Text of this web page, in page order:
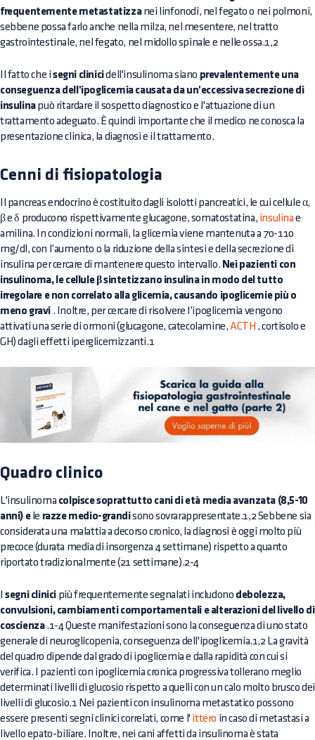
frequentemente metastatizzanei linfonodi, nel fegato o nei polmoni,
sebbene possa farlo anche nella milza, nel mesentere, nel tratto
gastrointestinale, nel fegato, nel midollo spinale e nelle ossa.1,2
Il fatto che i segni clinicidell'insulinoma siano prevalentemente una
conseguenza dell'ipoglicemia causata da un'eccessiva secrezione di
insulinapuò ritardare il sospetto diagnostico e l'attuazione di un
trattamento adeguato. È quindi importante che il medico ne conosca la
presentazione clinica, la diagnosi e il trattamento.
Cenni di fisiopatologia
Il pancreas endocrino è costituito dagli isolotti pancreatici, le cui cellule α,
β e δ producono rispettivamente glucagone, somatostatina, insulina e
amilina. In condizioni normali, la glicemia viene mantenuta a 70-110
mg/dl, con l’aumento o la riduzione della sintesi e della secrezione di
insulina per cercare di mantenere questo intervallo. Nei pazienti con
insulinoma, le cellule β sintetizzano insulina in modo del tutto
irregolare e non correlato alla glicemia, causando ipoglicemie più o
meno gravi . Inoltre, per cercare di risolvere l’ipoglicemia vengono
attivati una serie di ormoni (glucagone, catecolamine,ACTH , cortisolo e
GH) dagli effetti iperglicemizzanti.1
Quadro clinico
L'insulinoma colpisce soprattutto cani di età media avanzata (8,5-10
anni) ele razze medio-grandisono sovrarappresentate.1,2 Sebbene sia
considerata una malattia a decorso cronico, la diagnosi è oggi molto più
precoce (durata media di insorgenza 4 settimane) rispetto a quanto
riportato tradizionalmente (21 settimane).2-4
Isegni clinici più frequentemente segnalati includono debolezza,
convulsioni, cambiamenti comportamentali e alterazioni del livello di
coscienza.1-4 Queste manifestazioni sono la conseguenza di uno stato
generale di neuroglicopenia, conseguenza dell'ipoglicemia.1,2 La gravità
del quadro dipende dal grado di ipoglicemia e dalla rapidità con cui si
verifica. I pazienti con ipoglicemia cronica progressiva tollerano meglio
determinati livelli di glucosio rispetto a quelli con un calo molto brusco dei
livelli di glucosio.1 Nei pazienti con insulinoma metastatico possono
essere presenti segni clinici correlati, come l' ittero in caso di metastasi a
livello epato-biliare. Inoltre, nei cani affetti da insulinoma è stata